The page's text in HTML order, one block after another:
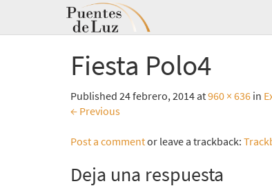
Fiesta Polo4
Published 24 febrero, 2014at960 × 636 in
← Previous
Post a commentor leave a trackback:
Deja una respuesta